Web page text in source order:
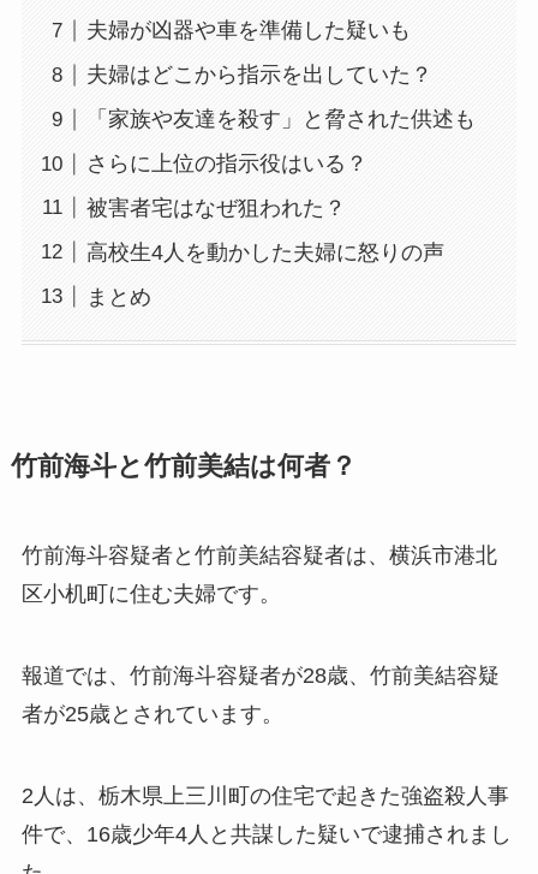
夫婦が凶器や車を準備した疑いも
夫婦はどこから指示を出していた？
「家族や友達を殺す」と脅された供述も
さらに上位の指示役はいる？
被害者宅はなぜ狙われた？
高校生4人を動かした夫婦に怒りの声
まとめ
竹前海斗と竹前美結は何者？
竹前海斗容疑者と竹前美結容疑者は、横浜市港北
区小机町に住む夫婦です。
報道では、竹前海斗容疑者が28歳、竹前美結容疑
者が25歳とされています。
2人は、栃木県上三川町の住宅で起きた強盗殺人事
件で、16歳少年4人と共謀した疑いで逮捕されまし